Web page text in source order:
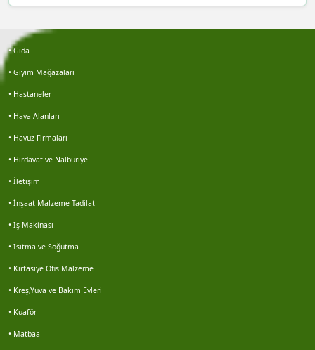
Gökhan keleş
Emre kaya
Erol avşar
Hüseyin muş
• Gıda
• Giyim Mağazaları
• Hastaneler
• Hava Alanları
• Havuz Firmaları
• Hırdavat ve Nalburiye
• İletişim
• İnşaat Malzeme Tadilat
• İş Makinası
• Isıtma ve Soğutma
• Kırtasiye Ofis Malzeme
• Kreş,Yuva ve Bakım Evleri
• Kuaför
• Matbaa